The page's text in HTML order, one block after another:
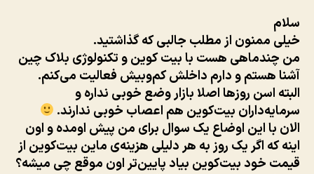
سلام
خیلی ممنون از مطلب جالبی که گذاشتید.
من چندماهی هست با بیت کوین و تکنولوژی بلاک چین
آشنا هستم و دارم داخلش کم‌وبیش فعالیت می‌کنم.
البته اسن روزها اصلا بازار وضع خوبی نداره و
سرمایه‌داران بیت‌کوین هم اعصاب خوبی ندارند.
الان با این اوضاع یک سوال برای من پیش اومده و اون
اینه که اگر یک روز به هر دلیلی هزینه‌ی ماین بیت‌کوین از
قیمت خود بیت‌کوین بیاد پایین‌تر اون موقع چی میشه؟